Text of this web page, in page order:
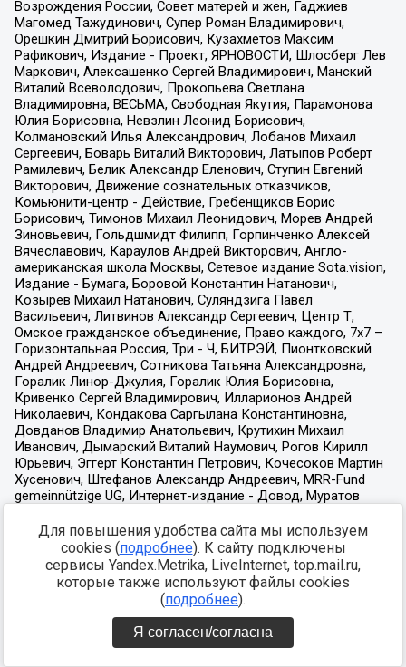
Для повышения удобства сайта мы используем
cookies (подробнее). К сайту подключены
сервисы Yandex.Metrika, LiveInternet, top.mail.ru,
которые также используют файлы cookies
(подробнее).
Я согласен/согласна